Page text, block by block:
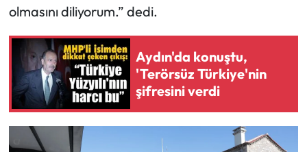
olmasını diliyorum.” dedi.
Aydın'da konuştu,
'Terörsüz Türkiye'nin
şifresini verdi